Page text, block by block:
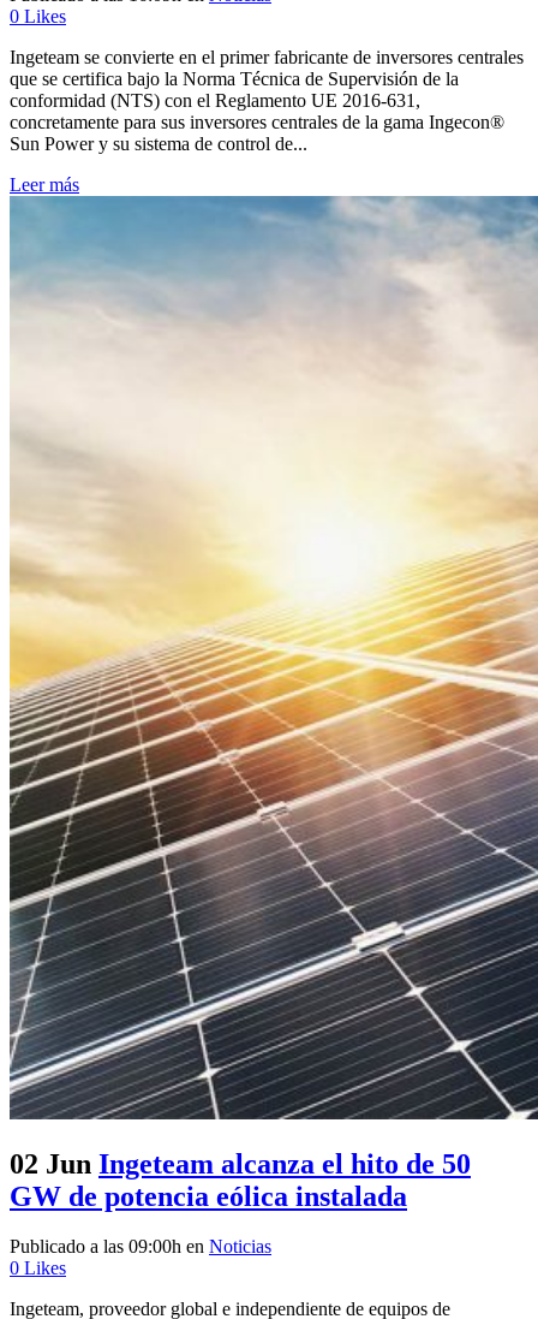
0 Likes
Ingeteam se convierte en el primer fabricante de inversores centrales
que se certifica bajo la Norma Técnica de Supervisión de la
conformidad (NTS) con el Reglamento UE 2016-631,
concretamente para sus inversores centrales de la gama Ingecon®
Sun Power y su sistema de control de...
Leer más
02 Jun Ingeteam alcanza el hito de 50
GW de potencia eólica instalada
Publicado a las 09:00h en Noticias
0 Likes
Ingeteam, proveedor global e independiente de equipos de